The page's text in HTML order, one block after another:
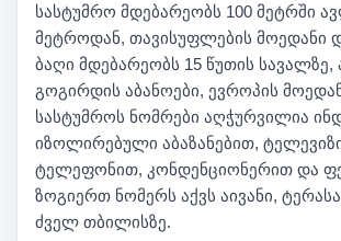
სასტუმრო მდებარეობს 100 მეტრში
მეტროდან, თავისუფლების მოედანი
ბაღი მდებარეობს 15 წუთის სავალზე,
გოგირდის აბანოები, ევროპის
სასტუმროს ნომრები აღჭურვილია
იზოლირებული აბაზანებით,
ტელეფონით, კონდენციონერით და
ზოგიერთ ნომერს აქვს აივანი,
ძველ თბილისზე.